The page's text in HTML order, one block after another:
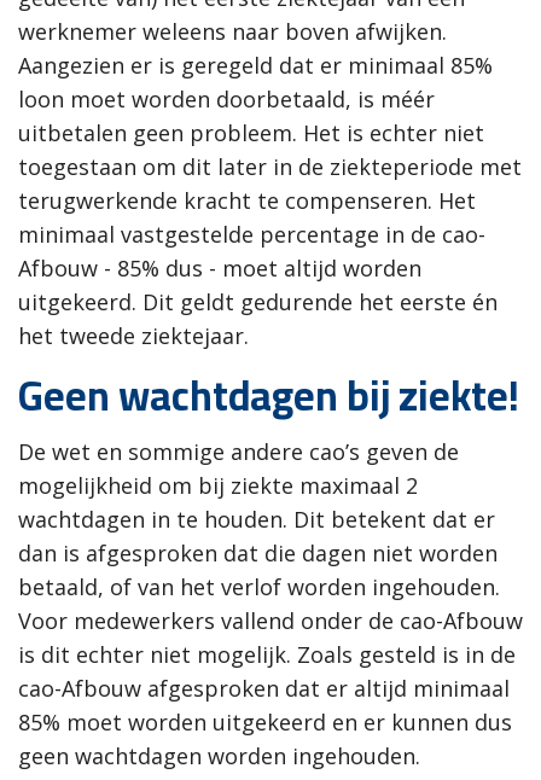
werknemer weleens naar boven afwijken.
Aangezien er is geregeld dat er minimaal 85%
loon moet worden doorbetaald, is méér
uitbetalen geen probleem. Het is echter niet
toegestaan om dit later in de ziekteperiode met
terugwerkende kracht te compenseren. Het
minimaal vastgestelde percentage in de cao-
Afbouw - 85% dus - moet altijd worden
uitgekeerd. Dit geldt gedurende het eerste én
het tweede ziektejaar.
Geen wachtdagen bij ziekte!
De wet en sommige andere cao’s geven de
mogelijkheid om bij ziekte maximaal 2
wachtdagen in te houden. Dit betekent dat er
dan is afgesproken dat die dagen niet worden
betaald, of van het verlof worden ingehouden.
Voor medewerkers vallend onder de cao-Afbouw
is dit echter niet mogelijk. Zoals gesteld is in de
cao-Afbouw afgesproken dat er altijd minimaal
85% moet worden uitgekeerd en er kunnen dus
geen wachtdagen worden ingehouden.